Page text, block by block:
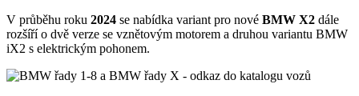
V průběhu roku 2024 se nabídka variant pro nové BMW X2 dále
rozšíří o dvě verze se vznětovým motorem a druhou variantu BMW
iX2 s elektrickým pohonem.